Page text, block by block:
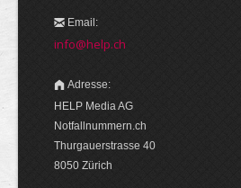
Email:
info@help.ch
Adresse:
HELP Media AG
Notfallnummern.ch
Thurgauerstrasse 40
8050 Zürich